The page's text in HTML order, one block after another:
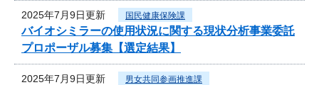
2025年7月9日更新 国民健康保険課
バイオシミラーの使用状況に関する現状分析事業委託
プロポーザル募集【選定結果】
2025年7月9日更新 男女共同参画推進課